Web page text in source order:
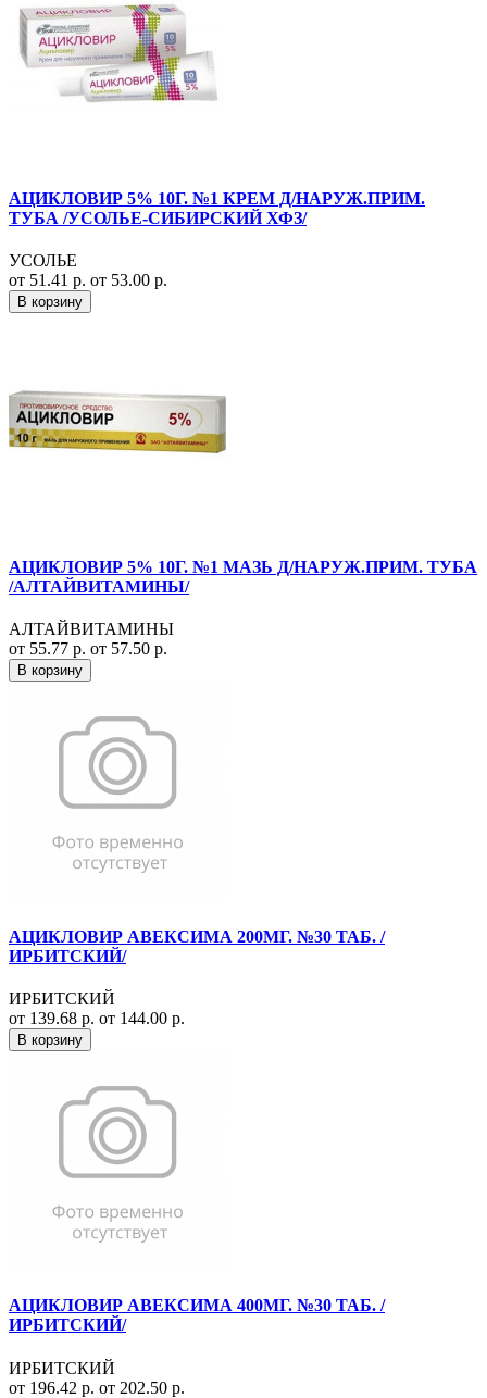
АЦИКЛОВИР 5% 10Г. №1 КРЕМ Д/НАРУЖ.ПРИМ.
ТУБА /УСОЛЬЕ-СИБИРСКИЙ ХФЗ/
УСОЛЬЕ
от 51.41 р. от 53.00 р.
В корзину
АЦИКЛОВИР 5% 10Г. №1 МАЗЬ Д/НАРУЖ.ПРИМ. ТУБА
/АЛТАЙВИТАМИНЫ/
АЛТАЙВИТАМИНЫ
от 55.77 р. от 57.50 р.
В корзину
АЦИКЛОВИР АВЕКСИМА 200МГ. №30 ТАБ. /
ИРБИТСКИЙ/
ИРБИТСКИЙ
от 139.68 р. от 144.00 р.
В корзину
АЦИКЛОВИР АВЕКСИМА 400МГ. №30 ТАБ. /
ИРБИТСКИЙ/
ИРБИТСКИЙ
от 196.42 р. от 202.50 р.